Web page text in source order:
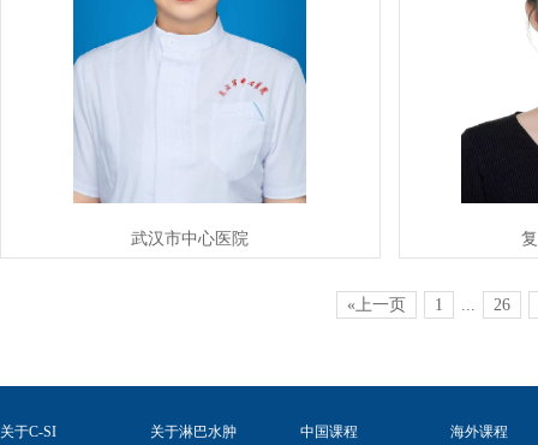
武汉市中心医院
«上一页 1 26
关于C-SI 关于淋巴水肿 中国课程 海外课程